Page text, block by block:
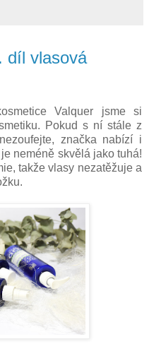
díl vlasová
Valquer jsme si
Pokud s ní stále z
značka nabízí i
neméně skvělá jako tuhá!
takže vlasy nezatěžuje a